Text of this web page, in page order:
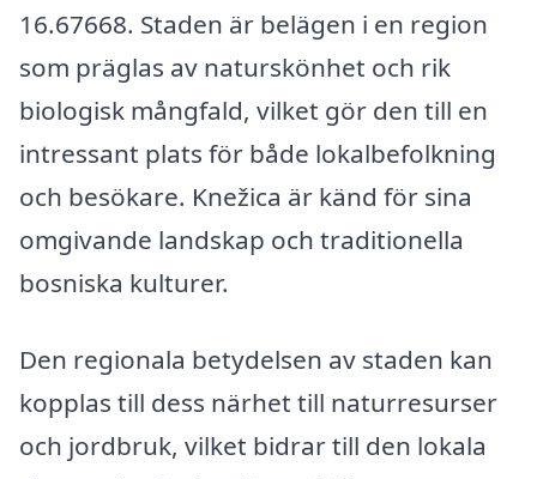
16.67668. Staden är belägen i en region
som präglas av naturskönhet och rik
biologisk mångfald, vilket gör den till en
intressant plats för både lokalbefolkning
och besökare. Knežica är känd för sina
omgivande landskap och traditionella
bosniska kulturer.
Den regionala betydelsen av staden kan
kopplas till dess närhet till naturresurser
och jordbruk, vilket bidrar till den lokala